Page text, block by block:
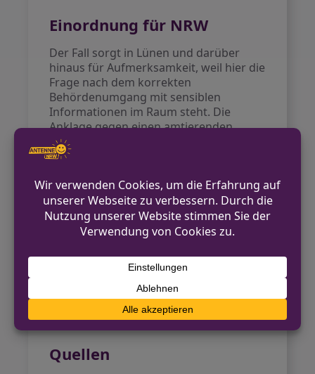
Einordnung für NRW
Der Fall sorgt in Lünen und darüber
hinaus für Aufmerksamkeit, weil hier die
Frage nach dem korrekten
Behördenumgang mit sensiblen
Informationen im Raum steht. Die
Anklage gegen einen amtierenden
Bürgermeister ist eine Seltenheit und
sorgt für Diskussionen rund um den
Informationspflichten.
Ausblick
nun die Gelegenheit zur Stellungnahme.
Erst danach kann das Gericht einen
Termin für die Hauptverhandlung
festlegen – dies wird frühestens in zwei
Wochen erwartet.
Quellen